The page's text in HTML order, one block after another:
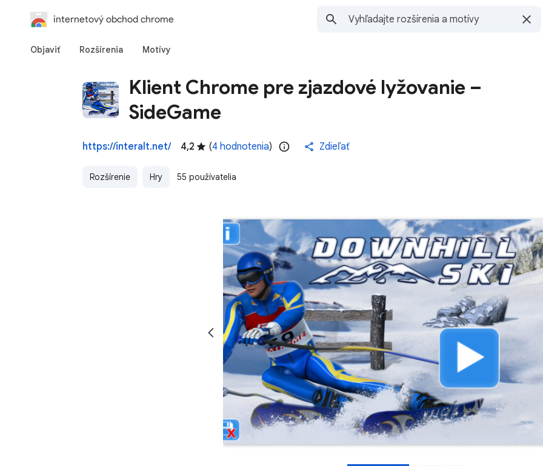
internetový obchod chrome
Objaviť Rozšírenia Motívy
Klient Chrome pre zjazdové lyžovanie –
SideGame
https://interalt.net/ 4,2 (4 hodnotenia) Zdieľať
Rozšírenie Hry 55 používatelia